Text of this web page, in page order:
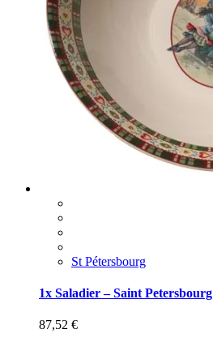
St Pétersbourg
1x Saladier – Saint Petersbourg
87,52 €